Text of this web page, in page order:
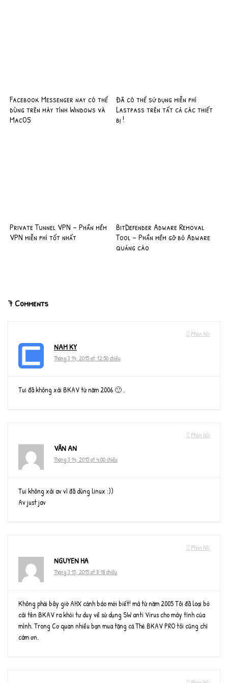
Facebook Messenger nay có thể
dùng trên máy tính Windows và
MacOS
Đã có thể sử dụng miễn phí
Lastpass trên tất cả các thiết
bị !
Private Tunnel VPN – Phần mềm
VPN miễn phí tốt nhất
BitDefender Adware Removal
Tool – Phần mềm gỡ bỏ Adware
quảng cáo
7 Comments
Phản hồi
NAM KY
Tháng 3 14, 2015 at 12:50 chiều
Tui đã không xài BKAV từ năm 2006 🙂 .
Phản hồi
VĂN AN
Tháng 3 14, 2015 at 4:00 chiều
Tui không xài av vì đã dùng linux :))
Av just jav
Phản hồi
NGUYEN HA
Tháng 3 15, 2015 at 8:18 chiều
Không phải bây giờ AHX cảnh báo mới biết! mà từ năm 2005 Tôi đã loại bỏ
cái tên BKAV ra khỏi tư duy về sử dụng SW anti Virus cho máy tính của
mình. Trong Cơ quan nhiều bạn mua tặng cả Thẻ BKAV PRO tôi cũng chỉ
cám ơn.